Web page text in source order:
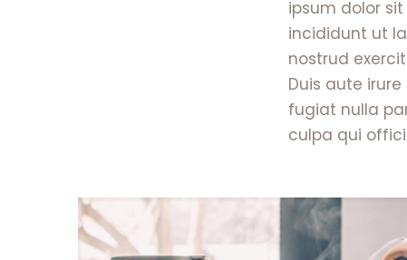
ipsum dolor
incididunt ut
nostrud
Duis aute
fugiat nulla
culpa qui